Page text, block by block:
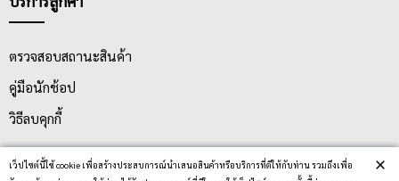
เว็ปไซต์นี้ใช้ cookie เพื่อสร้างประสบการณ์นำเสนอสินค้าหรือบริการที่ดีให้กับท่าน รวมถึงเพื่อ
×
ตรวจสอบสถานะสินค้า
คู่มือนักช้อป
วิธีลบคุกกี้